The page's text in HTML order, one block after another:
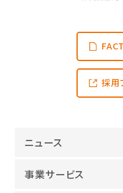
採用
ニュース
事業サービス